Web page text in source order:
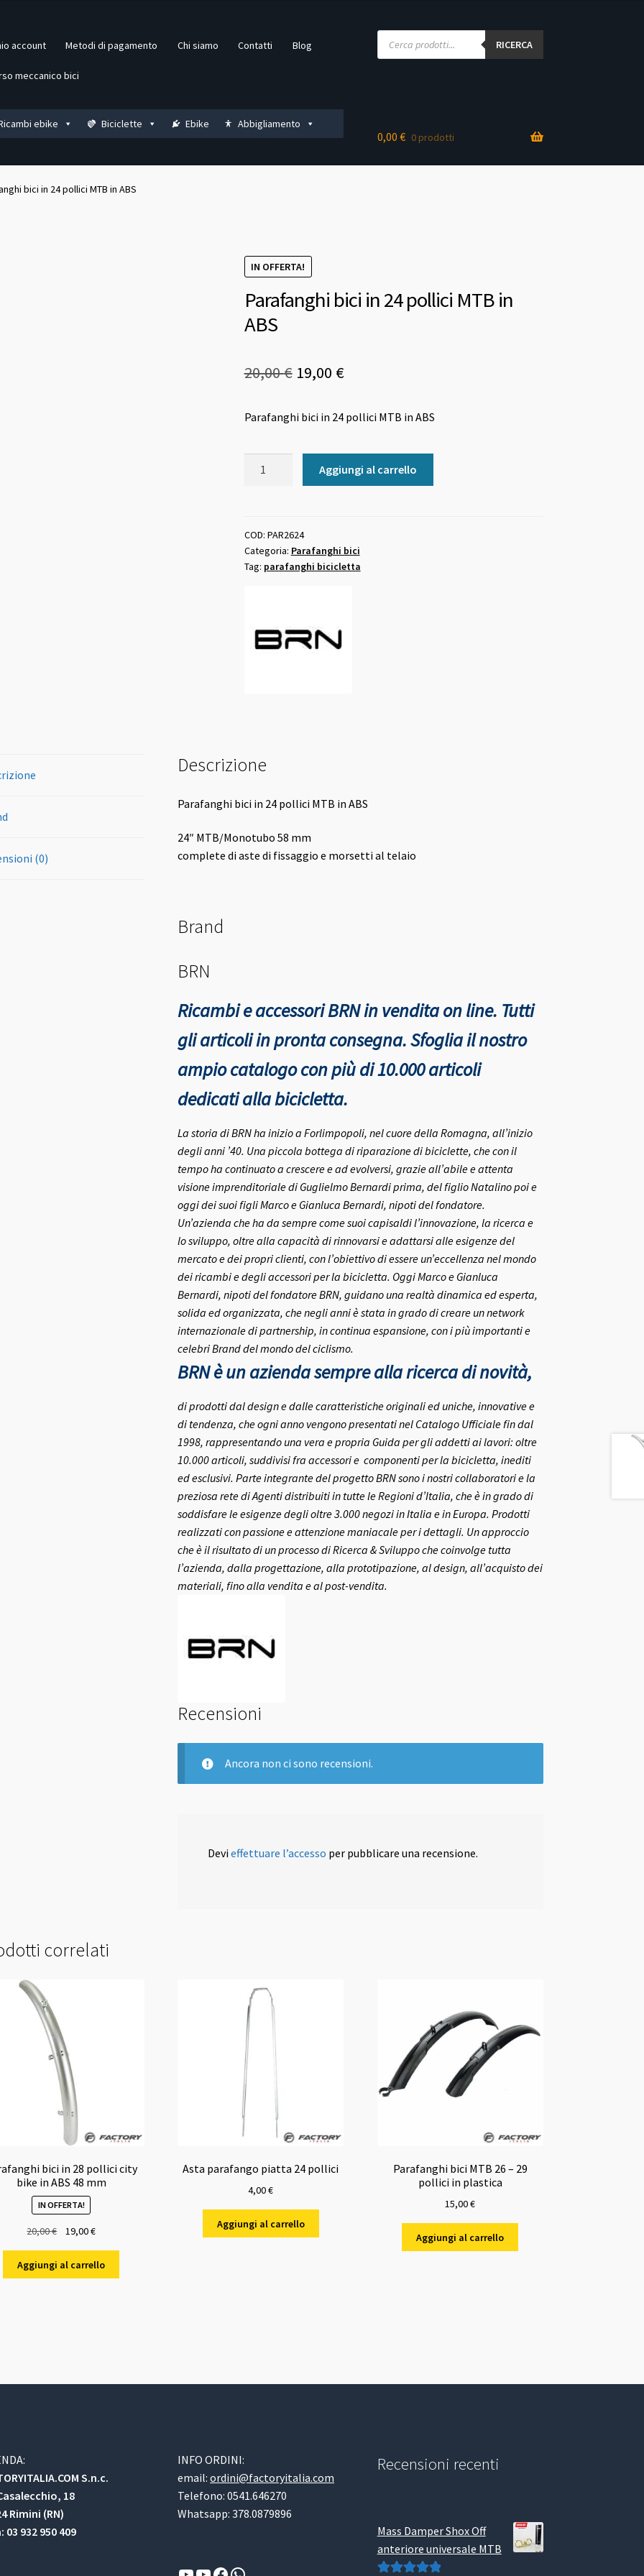
account Metodi di pagamento Chi siamo Contatti Blog
meccanico bici
Products
search RICERCA
ebike Biciclette Ebike Abbigliamento
0,00 € 0 prodotti
bici in 24 pollici MTB in ABS
IN OFFERTA!
Parafanghi bici in 24 pollici MTB in
ABS
20,00€ Il
originale
era:
20,00 €.
19,00 €Il
attuale
è:
19,00 €.
Parafanghi bici in 24 pollici MTB in ABS
pollici
MTB
in
Aggiungi al carrello
COD: PAR2624
Categoria: Parafanghi bici
Tag: parafanghi bicicletta
(0)
Descrizione
Parafanghi bici in 24 pollici MTB in ABS
24″ MTB/Monotubo 58 mm
complete di aste di fissaggio e morsetti al telaio
Brand
BRN
Ricambi e accessori BRN in vendita on line. Tutti
gli articoli in pronta consegna.Sfoglia il nostro
ampio catalogo con più di 10.000 articoli
dedicati alla bicicletta.
La storia di BRN ha inizio a Forlimpopoli, nel cuore della Romagna, all’inizio
degli anni ’40. Una piccola bottega di riparazione di biciclette, che con il
tempo ha continuato a crescere e ad evolversi, grazie all’abile e attenta
visione imprenditoriale di Guglielmo Bernardi prima, del figlio Natalino poi e
oggi dei suoi figli Marco e Gianluca Bernardi, nipoti del fondatore.
Un’azienda che ha da sempre come suoi capisaldi l’innovazione, la ricerca e
lo sviluppo, oltre alla capacità di rinnovarsi e adattarsi alle esigenze del
mercato e dei propri clienti, con l’obiettivo di essere un’eccellenza nel mondo
dei ricambi e degli accessori per la bicicletta. Oggi Marco e Gianluca
Bernardi, nipoti del fondatore BRN, guidano una realtà dinamica ed esperta,
solida ed organizzata, che negli anni è stata in grado di creare un network
internazionale di partnership, in continua espansione, con i più importanti e
celebri Brand del mondo del ciclismo.
BRN è un azienda sempre alla ricerca di novità,
di prodotti dal design e dalle caratteristiche originali ed uniche, innovative e
di tendenza, che ogni anno vengono presentati nel Catalogo Ufficiale fin dal
1998, rappresentando una vera e propria Guida per gli addetti ai lavori: oltre
10.000 articoli, suddivisi fra accessori e componenti per la bicicletta, inediti
ed esclusivi. Parte integrante del progetto BRN sono i nostri collaboratori e la
preziosa rete di Agenti distribuiti in tutte le Regioni d’Italia, che è in grado di
soddisfare le esigenze degli oltre 3.000 negozi in Italia e in Europa. Prodotti
realizzati con passione e attenzione maniacale per i dettagli. Un approccio
che è il risultato di un processo di Ricerca & Sviluppo che coinvolge tutta
l’azienda, dalla progettazione, alla prototipazione, al design, all’acquisto dei
materiali, fino alla vendita e al post-vendita.
Recensioni
Ancora non ci sono recensioni.
Devieffettuare l’accesso per pubblicare una recensione.
correlati
bici in 28 pollici city
bike in ABS 48 mm
IN OFFERTA!
20,00€
originale
era:
19,00€Il
attuale
è:
Aggiungi al carrello
Asta parafango piatta 24 pollici
4,00€
Aggiungi al carrello
Parafanghi bici MTB 26 – 29
pollici in plastica
15,00€
Aggiungi al carrello
S.n.c.
18
Rimini (RN)
03 932 950 409
INFO ORDINI:
email:ordini@factoryitalia.com
Telefono: 0541.646270
Whatsapp: 378.0879896
Recensioni recenti
Mass Damper Shox Off
anteriore universale MTB